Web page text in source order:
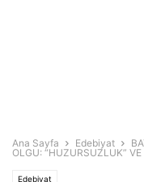
Ana Sayfa Edebiyat
OLGU: “HUZURSUZLUK”
Edebiyat